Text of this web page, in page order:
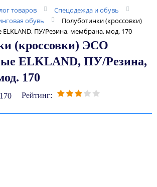
товаров
Спецодежда и обувь
обувь
Полуботинки (кроссовки)
ПУ/Резина, мембрана, мод. 170
(кроссовки) ЭСО
ELKLAND, ПУ/Резина,
170
Рейтинг: